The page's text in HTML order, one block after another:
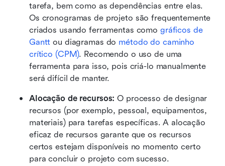
tarefa, bem como as dependências entre elas.
Os cronogramas de projeto são frequentemente
criados usando ferramentas como gráficos de
Gantt ou diagramas do método do caminho
crítico (CPM). Recomendo o uso de uma
ferramenta para isso, pois criá-lo manualmente
será difícil de manter.
Alocação de recursos: O processo de designar
recursos (por exemplo, pessoal, equipamentos,
materiais) para tarefas específicas. A alocação
eficaz de recursos garante que os recursos
certos estejam disponíveis no momento certo
para concluir o projeto com sucesso.